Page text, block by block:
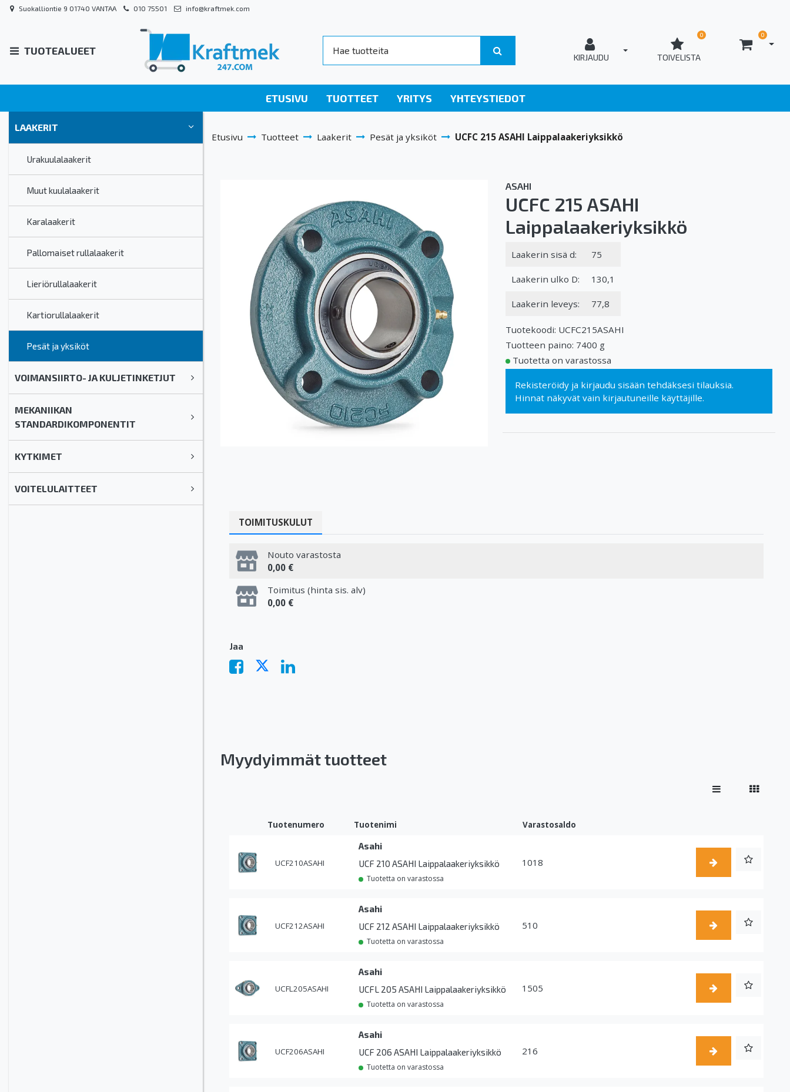
Suokalliontie 9 01740 VANTAA 010 75501 info@kraftmek.com
TUOTEALUEET
KIRJAUDU
T_OPEN_LOGIN
TOIVELISTA
0 0
ETUSIVU TUOTTEET YRITYS YHTEYSTIEDOT
LAAKERIT
Urakuulalaakerit
Muut kuulalaakerit
Karalaakerit
Pallomaiset rullalaakerit
Lieriörullalaakerit
Kartiorullalaakerit
Pesät ja yksiköt
VOIMANSIIRTO- JA KULJETINKETJUT
MEKANIIKAN
STANDARDIKOMPONENTIT
KYTKIMET
VOITELULAITTEET
Etusivu Tuotteet Laakerit Pesät ja yksiköt UCFC 215 ASAHI Laippalaakeriyksikkö
ASAHI
UCFC 215 ASAHI
Laippalaakeriyksikkö
Laakerin sisä d: 75
Laakerin ulko D: 130,1
Laakerin leveys: 77,8
Tuotekoodi: UCFC215ASAHI
Tuotteen paino: 7400 g
Tuotetta on varastossa
Rekisteröidyja kirjaudu sisään tehdäksesi tilauksia.
Hinnat näkyvät vain kirjautuneille käyttäjille.
TOIMITUSKULUT
Nouto varastosta
0,00 €
Toimitus (hinta sis. alv)
0,00 €
Jaa
Myydyimmät tuotteet
Tuotenumero Tuotenimi Varastosaldo
UCF210ASAHI
Asahi
UCF 210 ASAHI Laippalaakeriyksikkö
Tuotetta on varastossa
1018
UCF212ASAHI
Asahi
UCF 212 ASAHI Laippalaakeriyksikkö
Tuotetta on varastossa
510
UCFL205ASAHI
Asahi
UCFL 205 ASAHI Laippalaakeriyksikkö
Tuotetta on varastossa
1505
UCF206ASAHI
Asahi
UCF 206 ASAHI Laippalaakeriyksikkö
Tuotetta on varastossa
216